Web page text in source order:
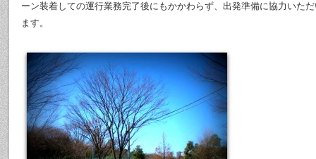
ーン装着しての運行業務完了後にもかかわらず、出発準備に協力いた
ます。